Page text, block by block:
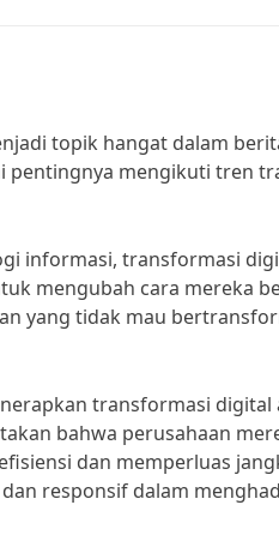
topik hangat dalam
pentingnya mengikuti tren
informasi, transformasi
mengubah cara mereka
yang tidak mau
transformasi
bahwa perusahaan
dan memperluas
responsif dalam